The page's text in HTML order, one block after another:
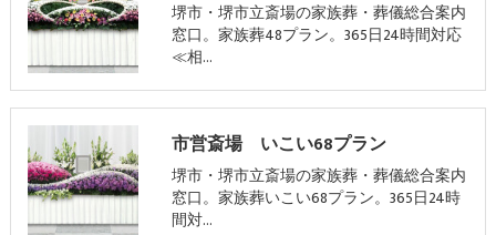
堺市・堺市立斎場の家族葬・葬儀総合案内
窓口。家族葬48プラン。365日24時間対応
≪相…
市営斎場 いこい68プラン
堺市・堺市立斎場の家族葬・葬儀総合案内
窓口。家族葬いこい68プラン。365日24時
間対…